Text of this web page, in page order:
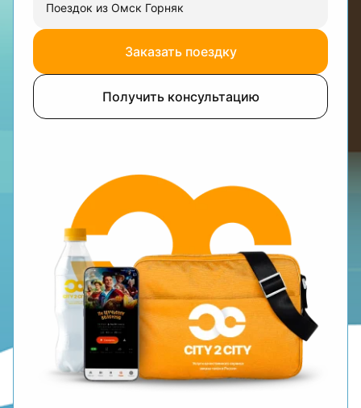
Поездок из Омск Горняк
Заказать поездку
Получить консультацию